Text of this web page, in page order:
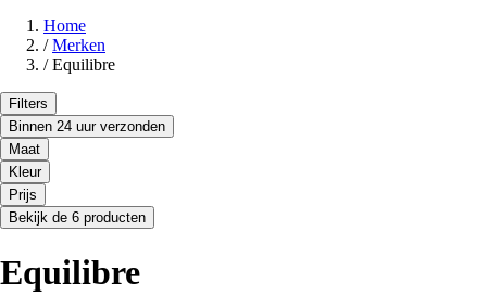
Home
/ Merken
/ Equilibre
Filters
Binnen 24 uur verzonden
Maat
Kleur
Prijs
Bekijk de 6 producten
Equilibre